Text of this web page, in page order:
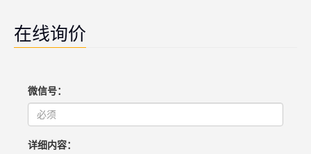
在线询价
微信号：
详细内容：